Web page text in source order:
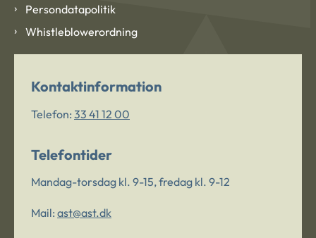
Persondatapolitik
Whistleblowerordning
Kontaktinformation
Telefon: 33 41 12 00
Telefontider
Mandag-torsdag kl. 9-15, fredag kl. 9-12
Mail: ast@ast.dk